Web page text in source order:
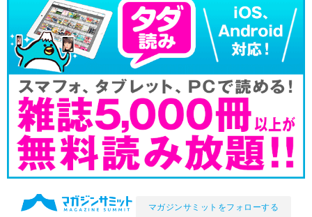
マガジンサミットをフォローする